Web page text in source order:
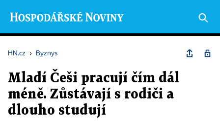
HN.cz › Byznys
Mladí Češi pracují čím dál
méně. Zůstávají s rodiči a
dlouho studují